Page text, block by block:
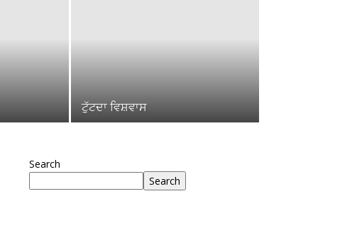
ਟੁੱਟਦਾ ਵਿਸ਼ਵਾਸ
Search
Search